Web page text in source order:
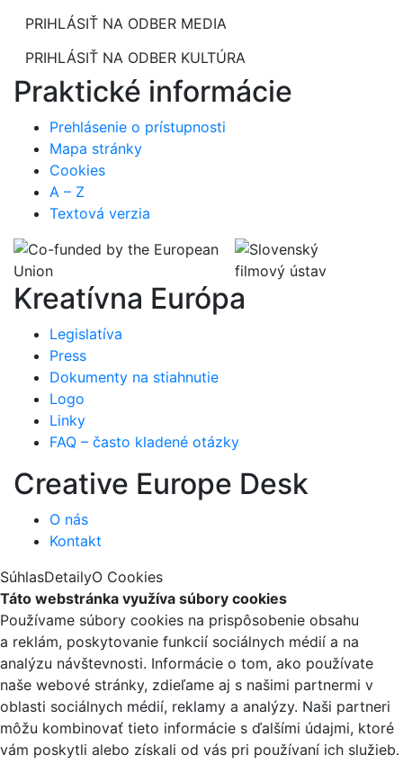
PRIHLÁSIŤ NA ODBER MEDIA
PRIHLÁSIŤ NA ODBER KULTÚRA
Praktické informácie
Prehlásenie o prístupnosti
Mapa stránky
Cookies
A – Z
Textová verzia
Kreatívna Európa
Legislatíva
Press
Dokumenty na stiahnutie
Logo
Linky
FAQ – často kladené otázky
Creative Europe Desk
O nás
Kontakt
SúhlasDetailyO Cookies
Táto webstránka využíva súbory cookies
Používame súbory cookies na prispôsobenie obsahu
a reklám, poskytovanie funkcií sociálnych médií a na
analýzu návštevnosti. Informácie o tom, ako používate
naše webové stránky, zdieľame aj s našimi partnermi v
oblasti sociálnych médií, reklamy a analýzy. Naši partneri
môžu kombinovať tieto informácie s ďalšími údajmi, ktoré
vám poskytli alebo získali od vás pri používaní ich služieb.